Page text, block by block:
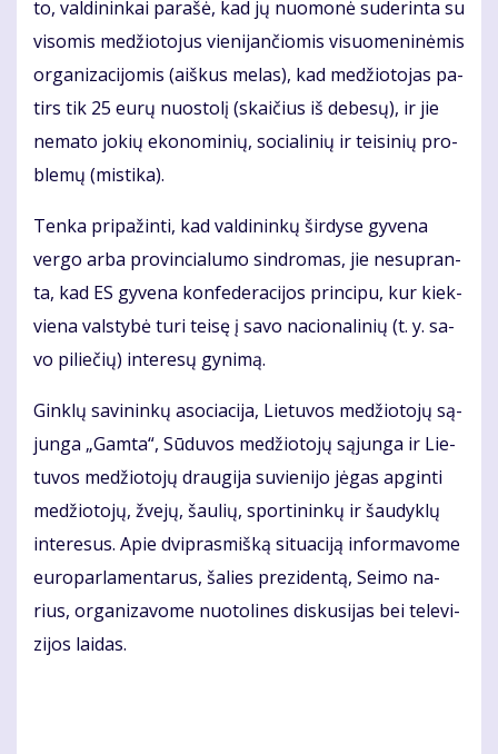
to, val­di­nin­kai pa­ra­šė, kad jų nuo­mo­nė su­de­rin­ta su
vi­so­mis me­džio­to­jus vie­ni­jan­čio­mis vi­suo­me­ni­nė­mis
or­ga­ni­za­ci­jo­mis (aiš­kus me­las), kad me­džio­to­jas pa­
tirs tik 25 eu­rų nuos­to­lį (skai­čius iš de­be­sų), ir jie
ne­ma­to jo­kių eko­no­mi­nių, so­cia­li­nių ir tei­si­nių pro­
ble­mų (mis­ti­ka).
Ten­ka pri­pa­žin­ti, kad val­di­nin­kų šir­dy­se gy­ve­na
ver­go ar­ba pro­vin­cia­lu­mo sin­dro­mas, jie ne­su­pran­
ta, kad ES gy­ve­na kon­fe­de­ra­ci­jos prin­ci­pu, kur kiek­
vie­na vals­ty­bė tu­ri tei­sę į sa­vo na­cio­na­li­nių (t. y. sa­
vo pi­lie­čių) in­te­re­sų gy­ni­mą.
Gin­klų sa­vi­nin­kų aso­cia­ci­ja, Lie­tu­vos me­džio­to­jų są­
jun­ga „Gam­ta“, Sū­du­vos me­džio­to­jų są­jun­ga ir Lie­
tu­vos me­džio­to­jų drau­gi­ja su­vie­ni­jo jė­gas ap­gin­ti
me­džio­to­jų, žve­jų, šau­lių, spor­ti­nin­kų ir šau­dyk­lų
in­te­re­sus. Apie dvi­pras­miš­ką si­tu­a­ci­ją in­for­ma­vo­me
eu­ro­par­la­men­ta­rus, ša­lies pre­zi­den­tą, Sei­mo na­
rius, or­ga­ni­za­vo­me nuo­to­li­nes dis­ku­si­jas bei te­le­vi­
zi­jos lai­das.